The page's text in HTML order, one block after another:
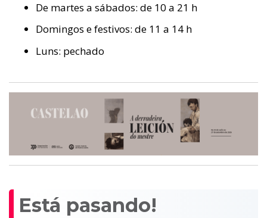
De martes a sábados: de 10 a 21 h
Domingos e festivos: de 11 a 14 h
Luns: pechado
Está pasando!